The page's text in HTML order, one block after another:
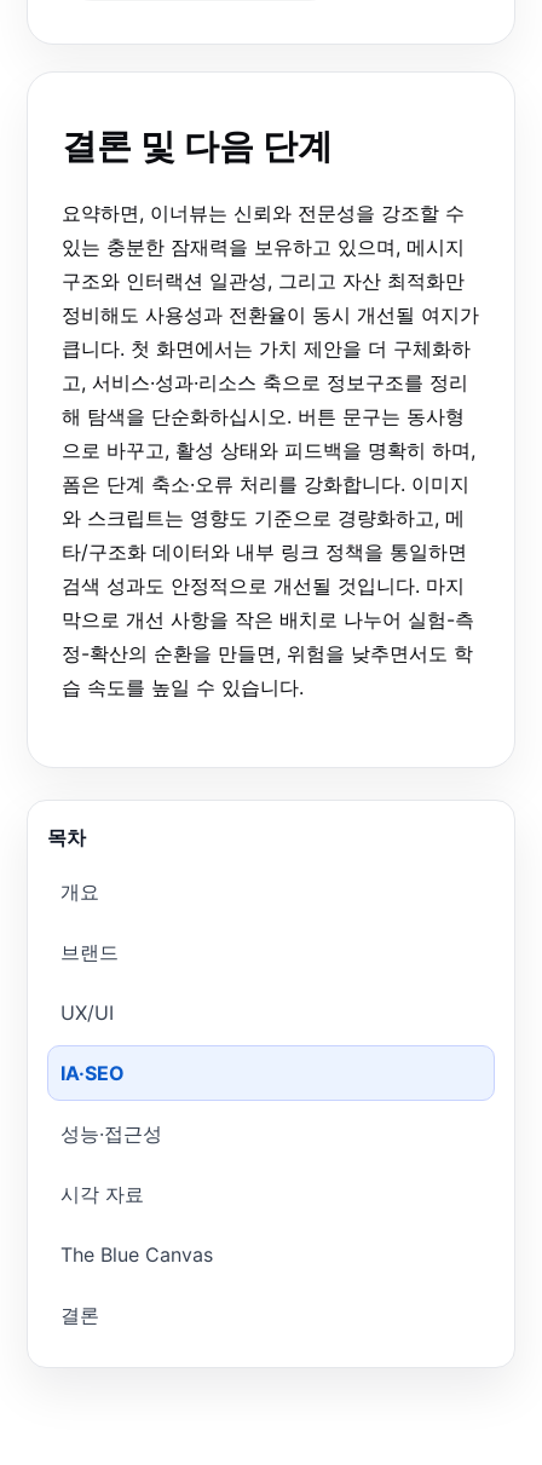
결론 및 다음 단계
요약하면, 이너뷰는 신뢰와 전문성을 강조할 수
있는 충분한 잠재력을 보유하고 있으며, 메시지
구조와 인터랙션 일관성, 그리고 자산 최적화만
정비해도 사용성과 전환율이 동시 개선될 여지가
큽니다. 첫 화면에서는 가치 제안을 더 구체화하
고, 서비스·성과·리소스 축으로 정보구조를 정리
해 탐색을 단순화하십시오. 버튼 문구는 동사형
으로 바꾸고, 활성 상태와 피드백을 명확히 하며,
폼은 단계 축소·오류 처리를 강화합니다. 이미지
와 스크립트는 영향도 기준으로 경량화하고, 메
타/구조화 데이터와 내부 링크 정책을 통일하면
검색 성과도 안정적으로 개선될 것입니다. 마지
막으로 개선 사항을 작은 배치로 나누어 실험-측
정-확산의 순환을 만들면, 위험을 낮추면서도 학
습 속도를 높일 수 있습니다.
목차
개요
브랜드
UX/UI
IA·SEO
성능·접근성
시각 자료
The Blue Canvas
결론